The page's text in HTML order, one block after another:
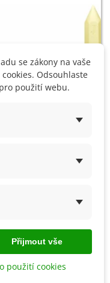
se zákony na vaše
Odsouhlaste
použití webu.
Přijmout vše
použití cookies